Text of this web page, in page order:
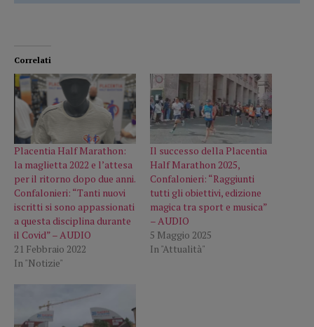
Correlati
Placentia Half Marathon:
la maglietta 2022 e l’attesa
per il ritorno dopo due anni.
Confalonieri: “Tanti nuovi
iscritti si sono appassionati
a questa disciplina durante
il Covid” – AUDIO
21 Febbraio 2022
In "Notizie"
Il successo della Placentia
Half Marathon 2025,
Confalonieri: “Raggiunti
tutti gli obiettivi, edizione
magica tra sport e musica”
– AUDIO
5 Maggio 2025
In "Attualità"